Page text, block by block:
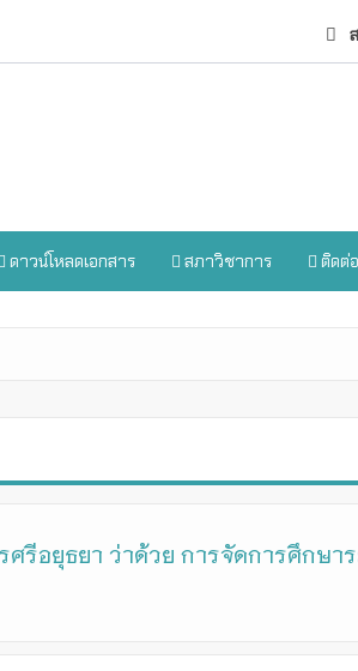
ดาวน์โหลดเอกสาร สภาวิชาการ ติดต่
รีอยุธยา ว่าด้วย การจัดการศึกษ